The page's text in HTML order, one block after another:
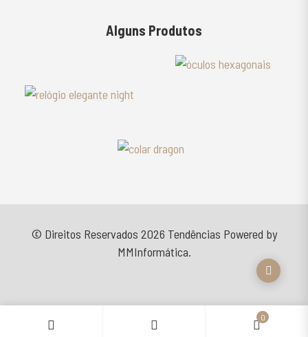
0
Alguns Produtos
© Direitos Reservados 2026 Tendências Powered by
MMInformática.